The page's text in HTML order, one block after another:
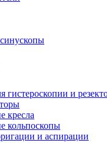
гистероскопии и
кресла
кольпоскопы
и аспирации